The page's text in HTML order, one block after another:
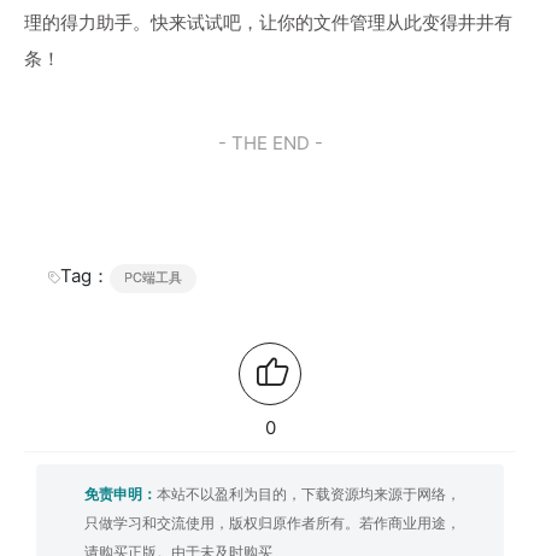
理的得力助手。快来试试吧，让你的文件管理从此变得井井有
条！
- THE END -
Tag： PC端工具
0
免责申明： 本站不以盈利为目的，下载资源均来源于网络，
只做学习和交流使用，版权归原作者所有。若作商业用途，
请购买正版。由于未及时购买